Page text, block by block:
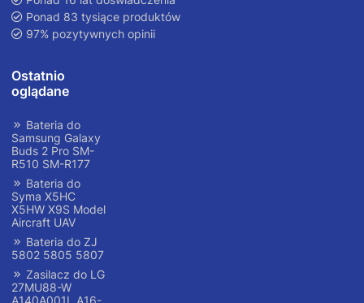
Ponad 83 tysiące produktów
97% pozytywnych opinii
Ostatnio
oglądane
Bateria do
Samsung Galaxy
Buds 2 Pro SM-
R510 SM-R177
Bateria do
Syma X5HC
X5HW X9S Model
Aircraft UAV
Bateria do ZJ
5802 5805 5807
Zasilacz do LG
27MU88-W